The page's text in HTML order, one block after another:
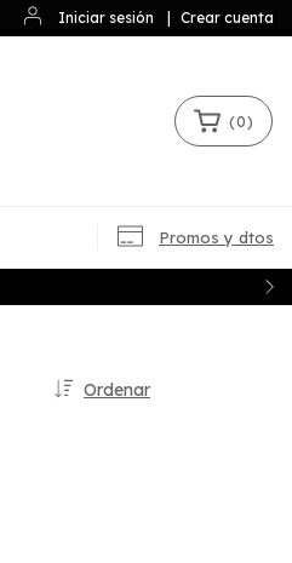
Iniciar sesión Crear cuenta
(0)
Promos y dtos
Ordenar